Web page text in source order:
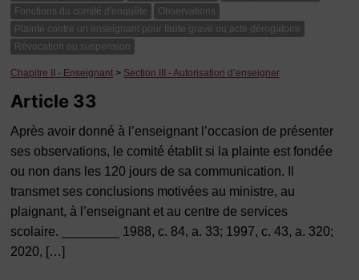
Fonctions du comité d'enquête
Observations
Plainte contre un enseignant pour faute grave ou acte dérogatoire
Révocation ou suspension
Chapitre II - Enseignant > Section III - Autorisation d’enseigner
Article 33
Après avoir donné à l’enseignant l’occasion de présenter
ses observations, le comité établit si la plainte est fondée
ou non dans les 120 jours de sa communication. Il
transmet ses conclusions motivées au ministre, au
plaignant, à l’enseignant et au centre de services
scolaire. ________ 1988, c. 84, a. 33; 1997, c. 43, a. 320;
2020, […]